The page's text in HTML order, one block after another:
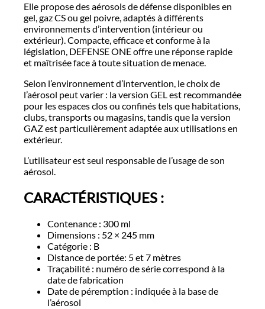
Elle propose des aérosols de défense disponibles en
gel, gaz CS ou gel poivre, adaptés à différents
environnements d’intervention (intérieur ou
extérieur). Compacte, efficace et conforme à la
législation, DEFENSE ONE offre une réponse rapide
et maîtrisée face à toute situation de menace.
Selon l’environnement d’intervention, le choix de
l’aérosol peut varier : la version GEL est recommandée
pour les espaces clos ou confinés tels que habitations,
clubs, transports ou magasins, tandis que la version
GAZ est particulièrement adaptée aux utilisations en
extérieur.
L’utilisateur est seul responsable de l’usage de son
aérosol.
CARACTÉRISTIQUES :
Contenance : 300 ml
Dimensions : 52 × 245 mm
Catégorie : B
Distance de portée: 5 et 7 mètres
Traçabilité : numéro de série correspond à la
date de fabrication
Date de péremption : indiquée à la base de
l’aérosol